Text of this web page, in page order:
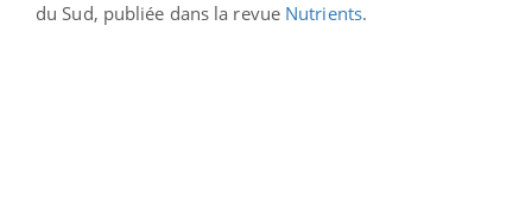
du Sud, publiée dans la revue Nutrients.